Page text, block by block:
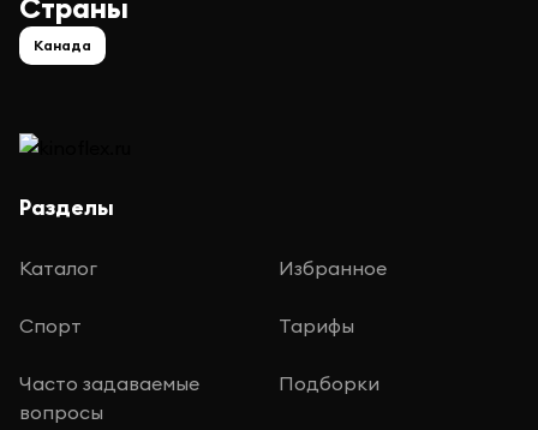
Страны
Канада
Разделы
Каталог Избранное
Спорт Тарифы
Часто задаваемые
вопросы
Подборки